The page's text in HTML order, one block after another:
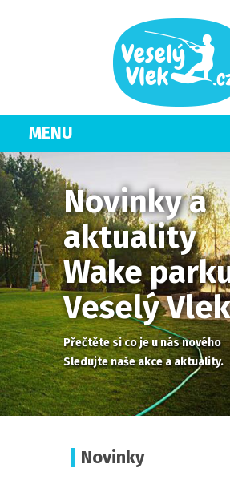
Novinky a
aktuality
Wake
Veselý Vlek
Přečtěte si co je u nás nového
Sledujte naše akce a aktuality.
Novinky